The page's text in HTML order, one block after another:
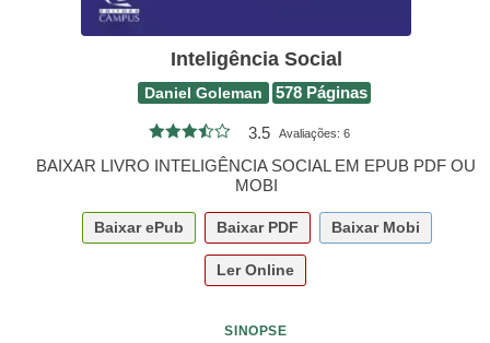
Inteligência Social
Daniel Goleman 578 Páginas
3.5 Avaliações: 6
BAIXAR LIVRO INTELIGÊNCIA SOCIAL EM EPUB PDF OU
MOBI
Baixar ePub Baixar PDF Baixar Mobi
Ler Online
SINOPSE